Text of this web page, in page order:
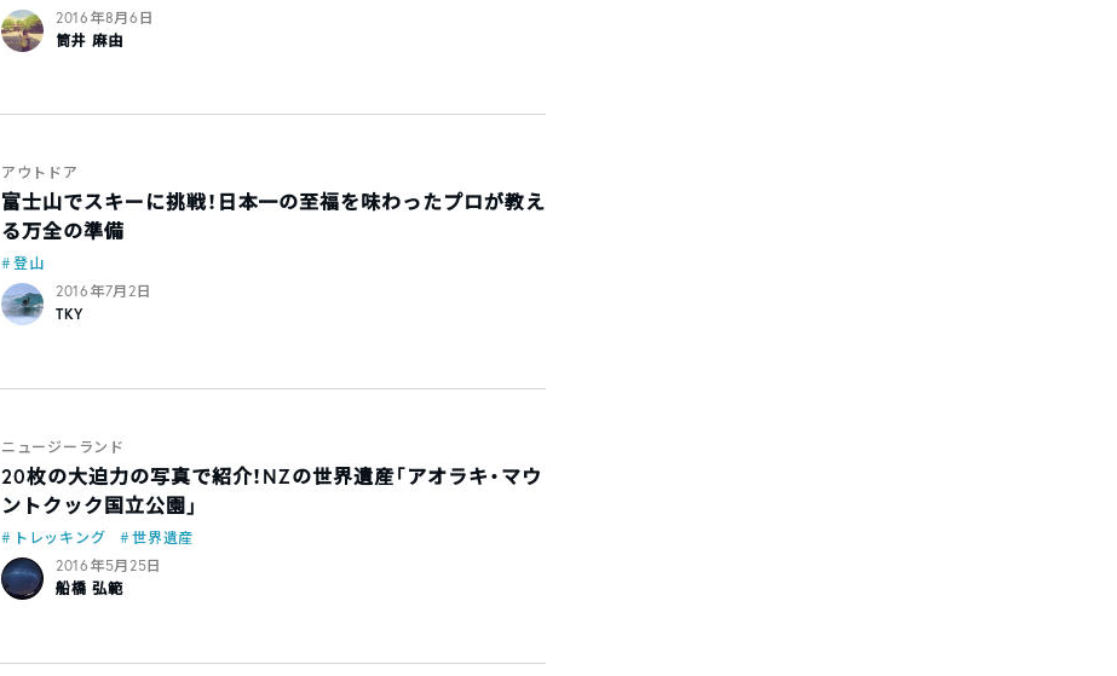
2016年8月6日
筒井 麻由
アウトドア
富士山でスキーに挑戦！日本一の至福を味わったプロが教え
る万全の準備
登山
2016年7月2日
TKY
ニュージーランド
20枚の大迫力の写真で紹介！NZの世界遺産「アオラキ・マウ
ントクック国立公園」
トレッキング
世界遺産
2016年5月25日
船橋 弘範